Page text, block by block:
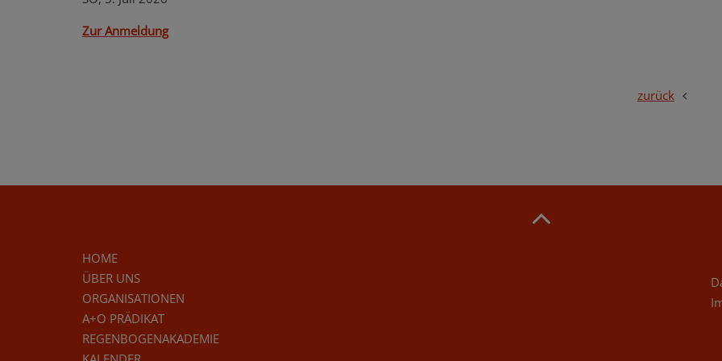
Zur Anmeldung
zurück
HOME
ÜBER UNS
ORGANISATIONEN
A+O PRÄDIKAT
REGENBOGENAKADEMIE